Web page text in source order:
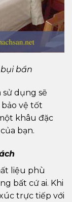
bẩn
sử dụng sẽ
vệ tốt
khâu đặc
bạn.
liệu phù
bất cứ ai. Khi
trực tiếp với